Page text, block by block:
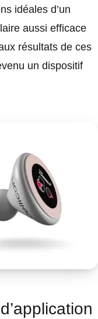
idéales d’un
aussi efficace
résultats de ces
un dispositif